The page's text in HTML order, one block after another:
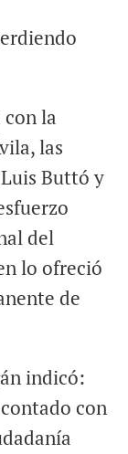
la
las
Buttó y
del
lo ofreció
de
indicó:
con